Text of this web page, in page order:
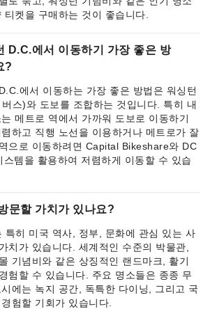
켓을 구매하는 것이 좋습니다.
D.C.에서 이동하기 가장 좋은 방
?
에서 이동하는 가장 좋은 방법은 워싱턴
스)와 도보를 조합하는 것입니다. 특히 내
메트로 역에서 가까워 도보로 이동하기
하고 직행 노선을 이용하거나 메트로가 잘
으로 이동하려면 Capital Bikeshare와 DC
템을 활용하여 저렴하게 이동할 수 있습
문할 가치가 있나요?
특히 미국 역사, 정부, 문화에 관심 있는 사
치가 있습니다. 세계적인 수준의 박물관,
기념비와 같은 상징적인 랜드마크, 활기
험할 수 있습니다. 주요 명소들은 종종 무
에는 녹지 공간, 독특한 다이닝, 그리고 국
험할 기회가 있습니다.